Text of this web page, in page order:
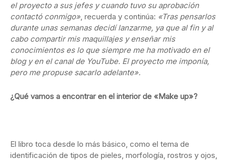
el proyecto a sus jefes y cuando tuvo su aprobación
contactó conmigo», recuerda y continúa: «Tras pensarlos
durante unas semanas decidí lanzarme, ya que al fin y al
cabo compartir mis maquillajes y enseñar mis
conocimientos es lo que siempre me ha motivado en el
blog y en el canal de YouTube. El proyecto me imponía,
pero me propuse sacarlo adelante».
¿Qué vamos a encontrar en el interior de «Make up»?
El libro toca desde lo más básico, como el tema de
identificación de tipos de pieles, morfología, rostros y ojos,